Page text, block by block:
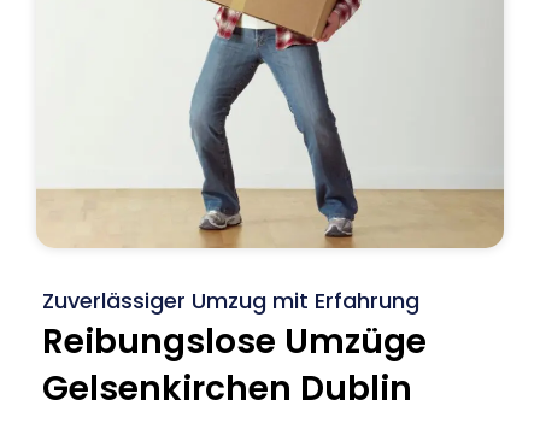
Zuverlässiger Umzug mit Erfahrung
Reibungslose Umzüge
Gelsenkirchen Dublin